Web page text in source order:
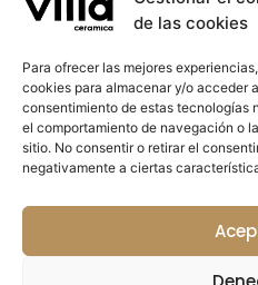
de las cookies
Para ofrecer las mejores
cookies para almacenar y/o acceder
consentimiento de estas tecnologías
el comportamiento de navegación o
sitio. No consentir o retirar el
negativamente a ciertas
Villa Cerámica 2023 |
|Política de
Suport a la promoció
Valenciana 2023. Import